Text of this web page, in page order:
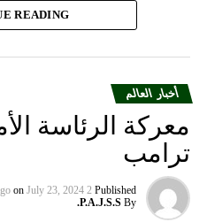
موقعها الإلكتروني خلال عطلة
والمدن الأوروبية التي تقدم
خدماتها إلى أجل غير مسمى.
وتوقفت شركات الطيران الثلاث
READING
أخبار العالم
معركة الرئاسة
ترامب
Published
2 years ago
on July 23, 2024
By
P.A.J.S.S.